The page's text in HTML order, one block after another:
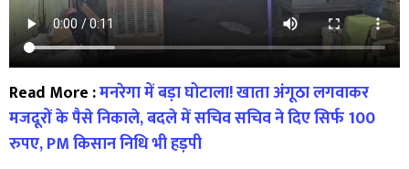
Read More :मनरेगा में बड़ा घोटाला! खाता अंगूठा लगवाकर
मजदूरों के पैसे निकाले, बदले में सचिव सचिव ने दिए सिर्फ 100
रुपए, PM किसान निधि भी हड़पी